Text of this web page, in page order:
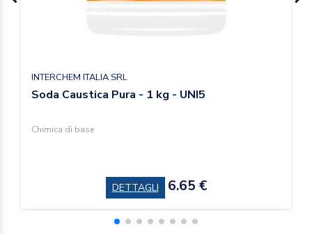
INTERCHEM ITALIA SRL
Soda Caustica Pura - 1 kg - UNI5
Chimica di base
DETTAGLI 6.65 €